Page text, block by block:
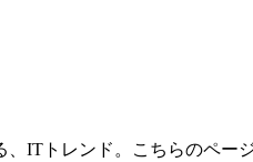
ITトレンド。こちらのページ